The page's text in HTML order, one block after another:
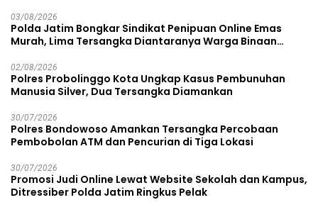
03/08/2026
Polda Jatim Bongkar Sindikat Penipuan Online Emas
Murah, Lima Tersangka Diantaranya Warga Binaan
02/08/2026
Polres Probolinggo Kota Ungkap Kasus Pembunuhan
Manusia Silver, Dua Tersangka Diamankan
30/07/2026
Polres Bondowoso Amankan Tersangka Percobaan
Pembobolan ATM dan Pencurian di Tiga Lokasi
30/07/2026
Promosi Judi Online Lewat Website Sekolah dan Kampus,
Ditressiber Polda Jatim Ringkus Pelak